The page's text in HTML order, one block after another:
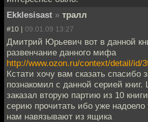
Ekklesisast » тралл
#10 | 09.01.09 13:27
Дмитрий Юрьевич вот в данной
развенчание данного мифа
http://www.ozon.ru/context/detail/id/
Кстати хочу вам сказать спасибо
познакомил с данной серией книг.
заказал вторую партию из 10
серию прочитать ибо уже надоело
нам навязывают из ящика